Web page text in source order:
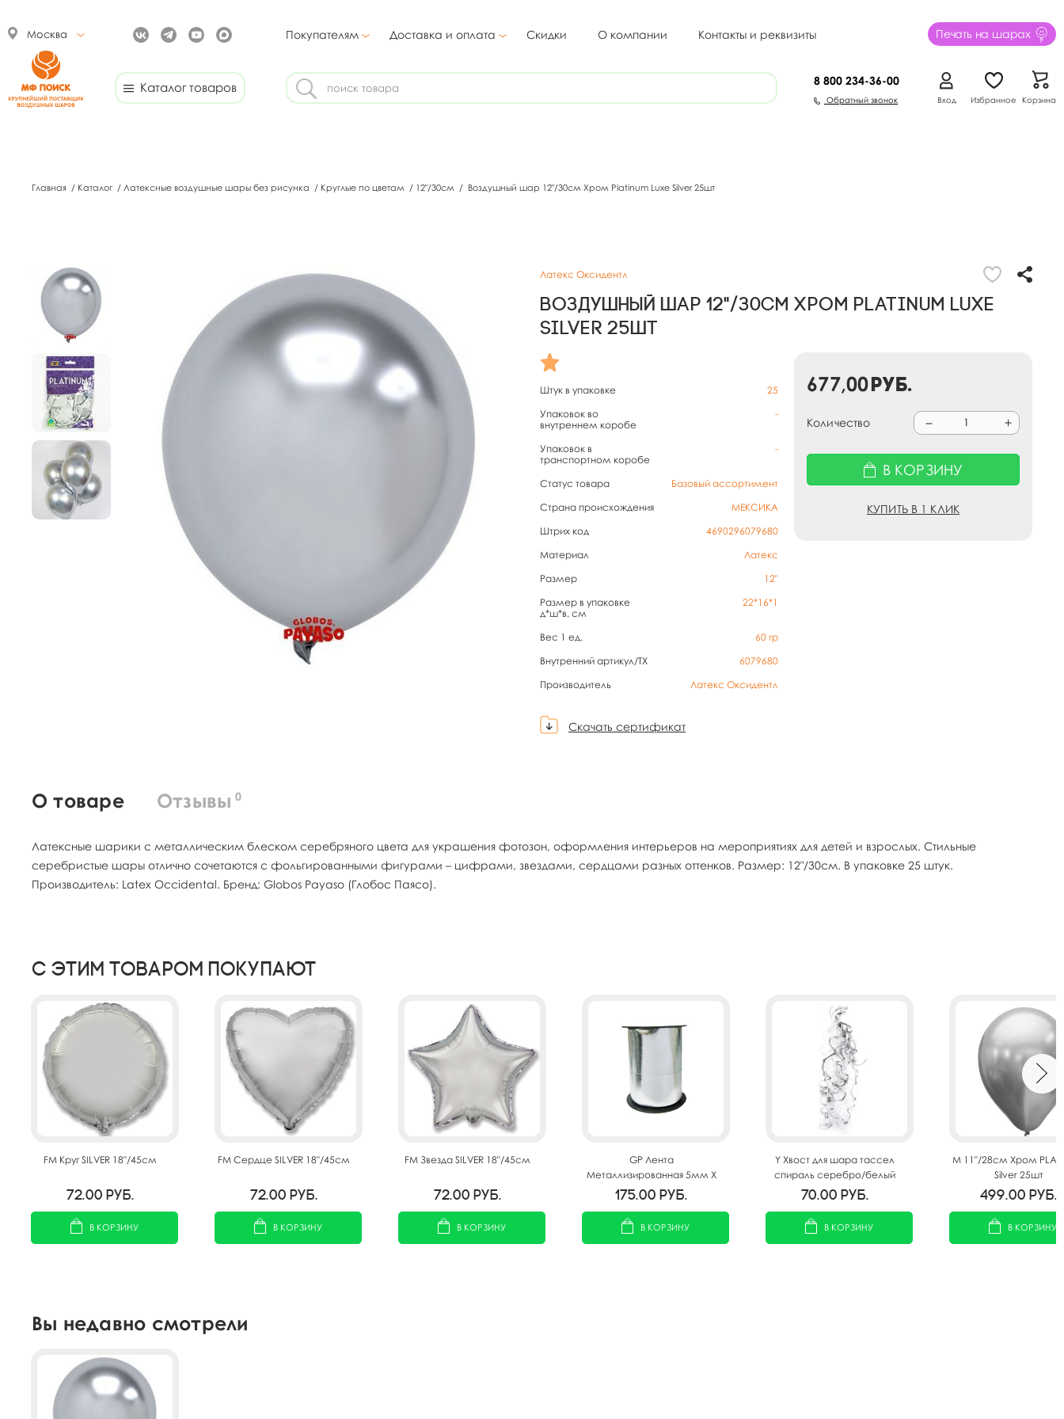
Москва Покупателям Доставка и оплата Скидки О компании Контакты и реквизиты Печать на шарах
Каталог товаров 8 800 234-36-00
Обратный звонок Вход Избранное Корзина
Главная / Каталог / Латексные воздушные шары без рисунка / Круглые по цветам / 12"/30см / Воздушный шар 12"/30см Хром Platinum Luxe Silver 25шт
Латекс Оксидентл
Воздушный шар 12"/30см Хром Platinum Luxe
Silver 25шт
Штук в упаковке
25
Упаковок во
внутреннем коробе
-
Упаковок в
транспортном коробе
-
Статус товара
Базовый ассортимент
Страна происхождения
МЕКСИКА
Штрих код
4690296079680
Материал
Латекс
Размер
12"
Размер в упаковке
д*ш*в, см
22*16*1
Вес 1 ед. 60 гр
Внутренний артикул/TX
6079680
Производитель
Латекс Оксидентл
Скачать сертификат
677,00руб.
Количество
В КОРЗИНУ
КУПИТЬ В 1 КЛИК
О товаре Отзывы 0
Латексные шарики с металлическим блеском серебряного цвета для украшения фотозон, оформления интерьеров на мероприятиях для детей и взрослых. Стильные
серебристые шары отлично сочетаются с фольгированными фигурами – цифрами, звездами, сердцами разных оттенков. Размер: 12"/30см. В упаковке 25 штук.
Производитель: Latex Occidental. Бренд: Globos Payaso (Глобос Паясо).
С этим товаром покупают
FM Круг SILVER 18"/45см
72.00 руб.
В КОРЗИНУ
FM Сердце SILVER 18"/45см
72.00 руб.
В КОРЗИНУ
FM Звезда SILVER 18"/45см
72.00 руб.
В КОРЗИНУ
GP Лента
Металлизированная 5мм X
250м Серебро
175.00 руб.
В КОРЗИНУ
Y Хвост для шара тассел
спираль серебро/белый
100см
70.00 руб.
В КОРЗИНУ
M 11"/28см Хром
Silver 25шт
499.00 руб.
В КОРЗИНУ
Вы недавно смотрели